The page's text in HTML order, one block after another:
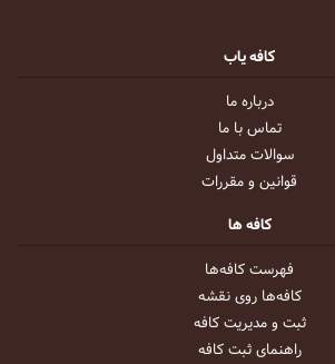
کافه یاب
درباره ما
تماس با ما
سوالات متداول
قوانین و مقررات
کافه ها
فهرست کافه‌ها
کافه‌ها روی نقشه
ثبت و مدیریت کافه
راهنمای ثبت کافه